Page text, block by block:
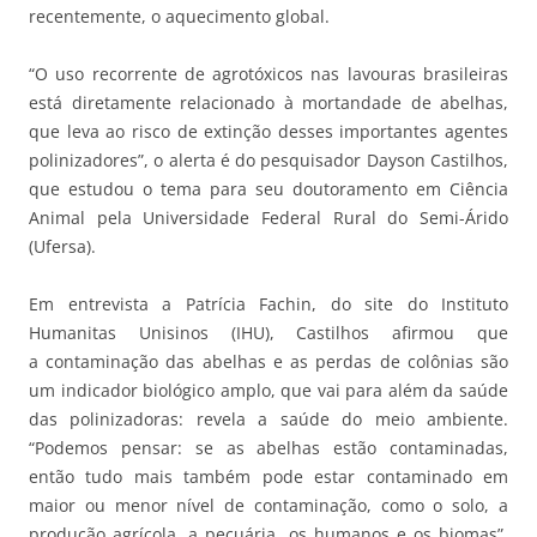
recentemente, o aquecimento global.
“O uso recorrente de agrotóxicos nas lavouras brasileiras
está diretamente relacionado à mortandade de abelhas,
que leva ao risco de extinção desses importantes agentes
polinizadores”, o alerta é do pesquisador Dayson Castilhos,
que estudou o tema para seu doutoramento em Ciência
Animal pela Universidade Federal Rural do Semi-Árido
(Ufersa).
Em entrevista a Patrícia Fachin, do site do Instituto
Humanitas Unisinos (IHU), Castilhos afirmou que
a contaminação das abelhas e as perdas de colônias são
um indicador biológico amplo, que vai para além da saúde
das polinizadoras: revela a saúde do meio ambiente.
“Podemos pensar: se as abelhas estão contaminadas,
então tudo mais também pode estar contaminado em
maior ou menor nível de contaminação, como o solo, a